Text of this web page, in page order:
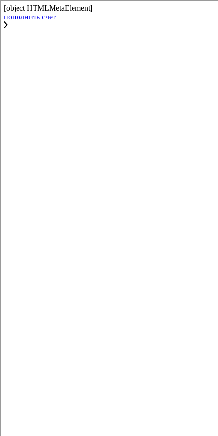
[object HTMLMetaElement]
пополнить счет